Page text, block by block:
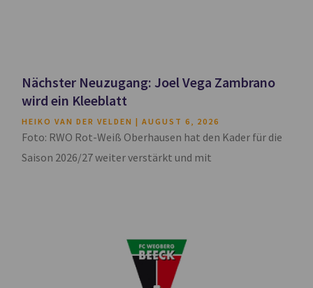
Nächster Neuzugang: Joel Vega Zambrano
wird ein Kleeblatt
HEIKO VAN DER VELDEN AUGUST 6, 2026
Foto: RWO Rot-Weiß Oberhausen hat den Kader für die
Saison 2026/27 weiter verstärkt und mit